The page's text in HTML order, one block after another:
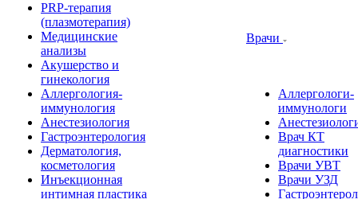
PRP-терапия
(плазмотерапия)
Медицинские
анализы
Акушерство и
гинекология
Аллергология-
иммунология
Анестезиология
Гастроэнтерология
Дерматология,
косметология
Инъекционная
интимная пластика
Врачи
Аллергологи-
иммунологи
Врач КТ
диагностики
Врачи УВТ
Врачи УЗД